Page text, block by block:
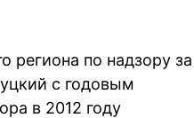
региона по надзору за
с годовым
в 2012 году